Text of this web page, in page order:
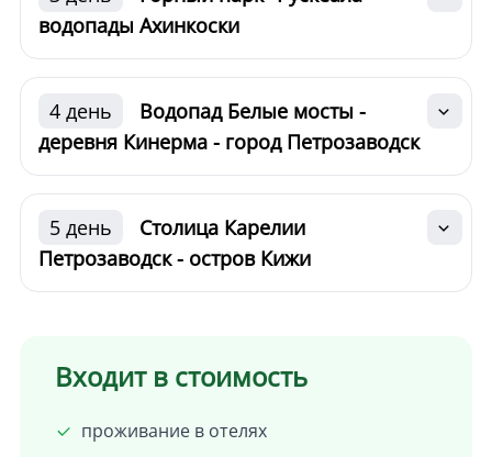
водопады Ахинкоски
4 день
Водопад Белые мосты -
деревня Кинерма - город Петрозаводск
5 день
Столица Карелии
Петрозаводск - остров Кижи
Входит в стоимость
проживание в отелях